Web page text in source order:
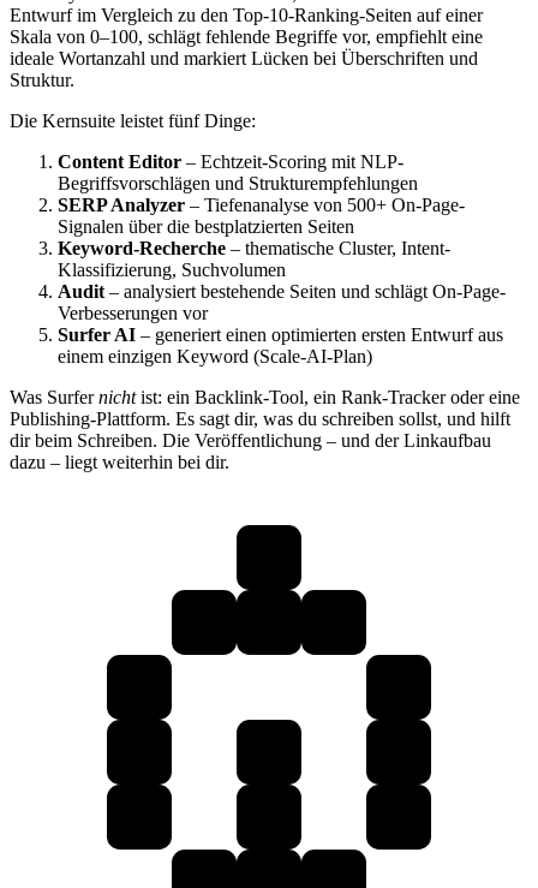
Entwurf im Vergleich zu den Top-10-Ranking-Seiten auf einer
Skala von 0–100, schlägt fehlende Begriffe vor, empfiehlt eine
ideale Wortanzahl und markiert Lücken bei Überschriften und
Struktur.
Die Kernsuite leistet fünf Dinge:
Content Editor – Echtzeit-Scoring mit NLP-
Begriffsvorschlägen und Strukturempfehlungen
SERP Analyzer – Tiefenanalyse von 500+ On-Page-
Signalen über die bestplatzierten Seiten
Keyword-Recherche – thematische Cluster, Intent-
Klassifizierung, Suchvolumen
Audit – analysiert bestehende Seiten und schlägt On-Page-
Verbesserungen vor
Surfer AI – generiert einen optimierten ersten Entwurf aus
einem einzigen Keyword (Scale-AI-Plan)
Was Surfernichtist: ein Backlink-Tool, ein Rank-Tracker oder eine
Publishing-Plattform. Es sagt dir, was du schreiben sollst, und hilft
dir beim Schreiben. Die Veröffentlichung – und der Linkaufbau
dazu – liegt weiterhin bei dir.